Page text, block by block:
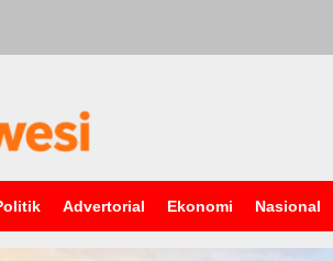
Advertorial Ekonomi Nasional